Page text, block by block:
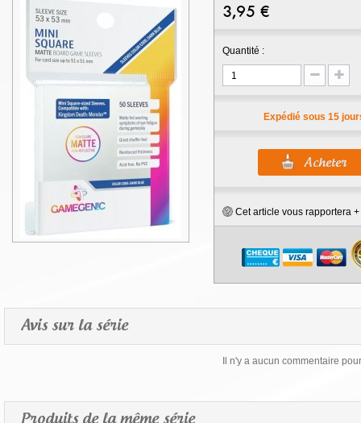
3,95 €
Quantité :
Expédié sous 15
Cet article vous rapportera +
Avis sur la série
Il n'y a aucun commentaire
Produits de la même série